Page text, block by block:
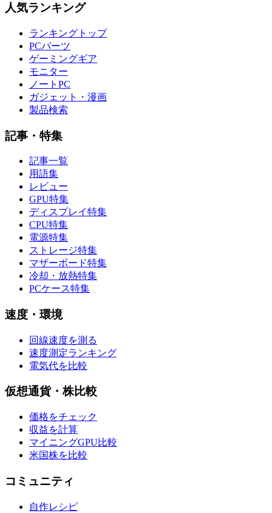
人気ランキング
ランキングトップ
PCパーツ
ゲーミングギア
モニター
ノートPC
ガジェット・漫画
製品検索
記事・特集
記事一覧
用語集
レビュー
GPU特集
ディスプレイ特集
CPU特集
電源特集
ストレージ特集
マザーボード特集
冷却・放熱特集
PCケース特集
速度・環境
回線速度を測る
速度測定ランキング
電気代を比較
仮想通貨・株比較
価格をチェック
収益を計算
マイニングGPU比較
米国株を比較
コミュニティ
自作レシピ